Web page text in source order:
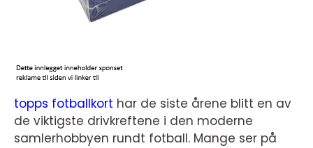
topps fotballkort har de siste årene blitt en av
de viktigste drivkreftene i den moderne
samlerhobbyen rundt fotball. Mange ser på